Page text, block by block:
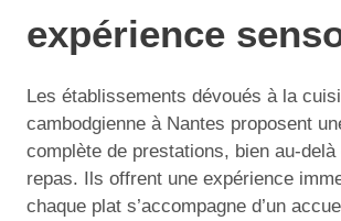
expérience
Les établissements dévoués à la
cambodgienne à Nantes proposent
complète de prestations, bien au-delà
repas. Ils offrent une expérience
chaque plat s’accompagne d’un